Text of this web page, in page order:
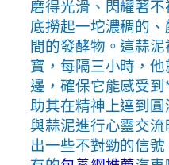
磨得光滑、閃耀著
底撈起一坨濃稠的
間的發酵物。這蒜
寶，每隔三小時，
邊，確保它能感受
助其在精神上達到
與蒜泥進行心靈交
出一些不對勁的信